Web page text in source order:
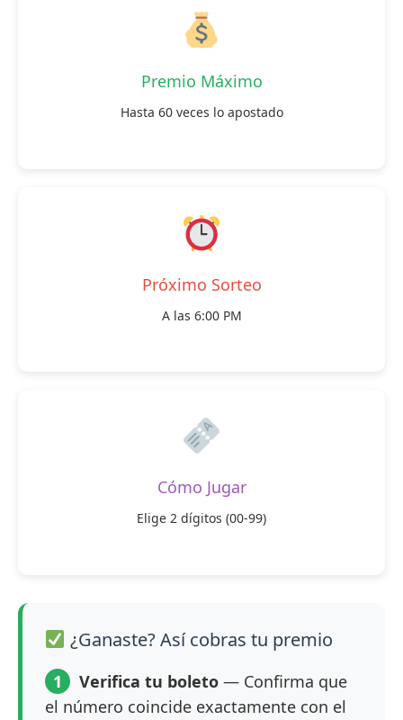
Premio Máximo
Hasta 60 veces lo apostado
Próximo Sorteo
A las 6:00 PM
Cómo Jugar
Elige 2 dígitos (00-99)
¿Ganaste? Así cobras tu premio
1 Verifica tu boleto — Confirma que
el número coincide exactamente con el